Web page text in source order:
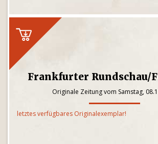
Frankfurter Rundschau/
Originale Zeitung vom Samstag,
letztes verfügbares Originalexemplar!